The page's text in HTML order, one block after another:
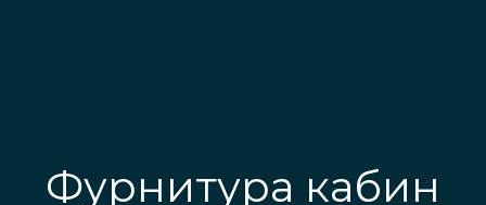
Фурнитура кабин